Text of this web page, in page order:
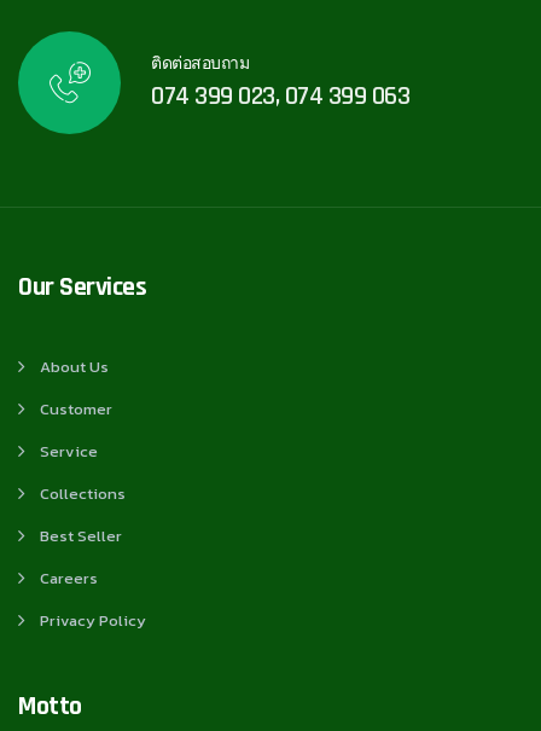
ติดต่อสอบถาม
074 399 023, 074 399 063
Our Services
About Us
Customer
Service
Collections
Best Seller
Careers
Privacy Policy
Motto